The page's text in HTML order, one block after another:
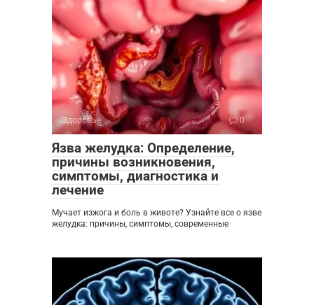
Здоровье 0
Язва желудка: Определение,
причины возникновения,
симптомы, диагностика и
лечение
Мучает изжога и боль в животе? Узнайте все о язве
желудка: причины, симптомы, современные